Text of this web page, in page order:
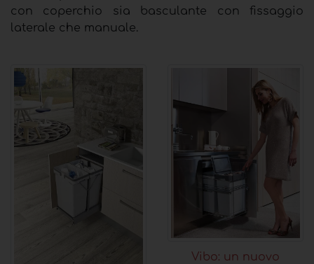
con coperchio sia basculante con fissaggio
laterale che manuale.
Vibo: un nuovo